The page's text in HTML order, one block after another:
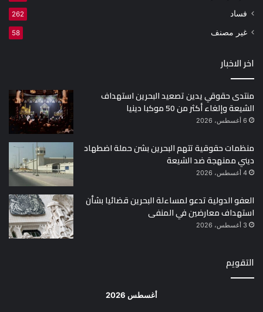
فساد 262
غير مصنف 58
اخر الاخبار
منتدى حقوقي يدين تصعيد البحرين استهداف
الشيعة وإلغاء أكثر من 50 موكبا دينيا
6 أغسطس، 2026
منظمات حقوقية تتهم البحرين بشن حملة اضطهاد
ديني ممنهجة ضد الشيعة
4 أغسطس، 2026
العفو الدولية تدعو لمساءلة البحرين قضائيا بشأن
استهداف معارضين في المنفى
3 أغسطس، 2026
التقويم
أغسطس 2026